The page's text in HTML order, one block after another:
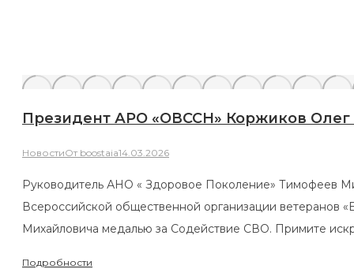
Президент АРО «ОВССН» Коржиков
НовостиОт boostaia14.03.2026
Руководитель АНО « Здоровое Поколение» Тимофеев
Всероссийской общественной организации
Михайловича медалью за Содействие СВО. Примите
Подробности